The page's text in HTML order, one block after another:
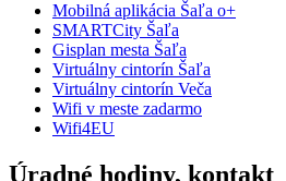
Mobilná aplikácia Šaľa o+
SMARTCity Šaľa
Gisplan mesta Šaľa
Virtuálny cintorín Šaľa
Virtuálny cintorín Veča
Wifi v meste zadarmo
Wifi4EU
Úradné hodiny, kontakt